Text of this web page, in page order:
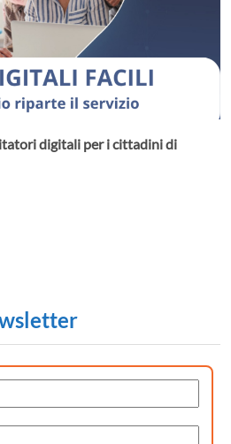
digitali per i cittadini di